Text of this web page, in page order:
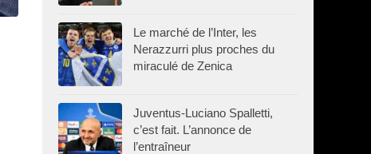
Le marché de l’Inter, les
Nerazzurri plus proches du
miraculé de Zenica
Juventus-Luciano Spalletti,
c’est fait. L’annonce de
l’entraîneur